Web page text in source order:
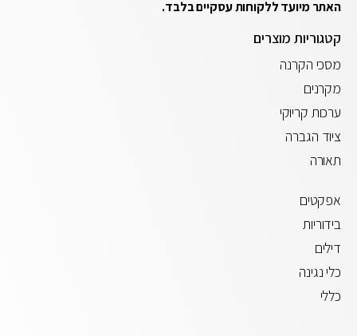
האתר מיועד ללקוחות עסקיים בלבד.
קטגוריות מוצרים
מסכי הקרנה
מקרנים
ערכות קריוקי
ציוד הגברה
תאורה
אפקטים
בידוריות
דילים
כלי נגינה
כללי